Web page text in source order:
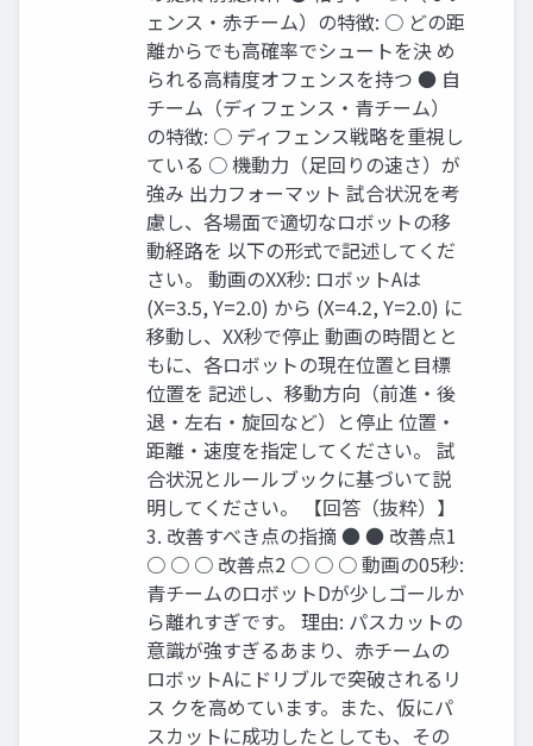
ェンス‧⾚チーム）の特徴: ○ どの距
離からでも⾼確率でシュートを決 め
られる⾼精度オフェンスを持つ ● ⾃
チーム（ディフェンス‧⻘チーム）
の特徴: ○ ディフェンス戦略を重視し
ている ○ 機動⼒（⾜回りの速さ）が
強み 出⼒フォーマット 試合状況を考
慮し、各場⾯で適切なロボットの移
動経路を 以下の形式で記述してくだ
さい。 動画のXX秒: ロボットAは
(X=3.5, Y=2.0) から (X=4.2, Y=2.0) に
移動し、XX秒で停⽌ 動画の時間とと
もに、各ロボットの現在位置と⽬標
位置を 記述し、移動⽅向（前進‧後
退‧左右‧旋回など）と停⽌ 位置‧
距離‧速度を指定してください。 試
合状況とルールブックに基づいて説
明してください。 【回答（抜粋）】
3. 改善すべき点の指摘 ● ● 改善点1
○ ○ ○ 改善点2 ○ ○ ○ 動画の05秒:
⻘チームのロボットDが少しゴールか
ら離れすぎです。 理由: パスカットの
意識が強すぎるあまり、⾚チームの
ロボットAにドリブルで突破されるリ
ス クを⾼めています。また、仮にパ
スカットに成功したとしても、その